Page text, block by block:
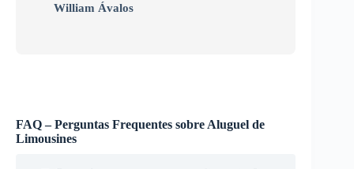
William Ávalos
FAQ – Perguntas Frequentes sobre Aluguel de
Limousines